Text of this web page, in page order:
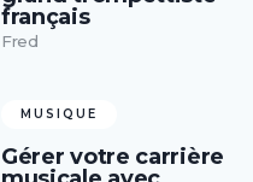
français
Fred
MUSIQUE
Gérer votre carrière